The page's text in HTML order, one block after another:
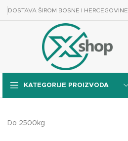
DOSTAVA ŠIROM BOSNE I HERCEGOVINE
KATEGORIJE PROIZVODA
Do 2500kg